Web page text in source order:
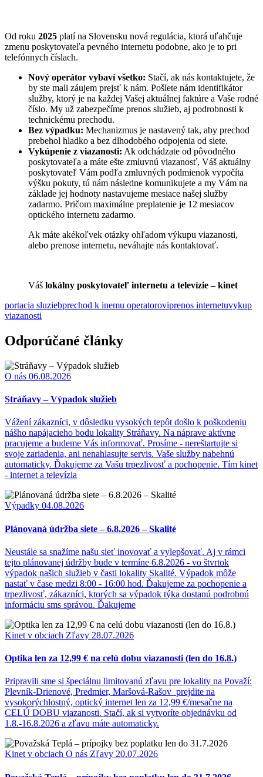
Od roku 2025 platí na Slovensku nová regulácia, ktorá uľahčuje
zmenu poskytovateľa pevného internetu podobne, ako je to pri
telefónnych číslach.
Nový operátor vybaví všetko: Stačí, ak nás kontaktujete, že
by ste mali záujem prejsť k nám. Pošlete nám identifikátor
služby, ktorý je na každej Vašej aktuálnej faktúre a Vaše rodné
číslo. My už zabezpečíme prenos služieb, aj podrobnosti k
technickému prechodu.
Bez výpadku: Mechanizmus je nastavený tak, aby prechod
prebehol hladko a bez dlhodobého odpojenia od siete.
Vykúpenie z viazanosti: Ak odchádzate od pôvodného
poskytovateľa a máte ešte zmluvnú viazanosť, Váš aktuálny
poskytovateľ Vám podľa zmluvných podmienok vypočíta
výšku pokuty, tú nám následne komunikujete a my Vám na
základe jej hodnoty nastavujeme mesiace našej služby
zadarmo. Pričom maximálne preplatenie je 12 mesiacov
optického internetu zadarmo.
Ak máte akékoľvek otázky ohľadom výkupu viazanosti,
alebo prenose internetu, neváhajte nás kontaktovať.
Váš lokálny poskytovateľ internetu a televízie – kinet
portacia sluziebprechod k inemu operatoroviprenos internetuvykup
viazanosti
Odporúčané články
O nás 06.08.2026
Stráňavy – Výpadok služieb
Vážení zákazníci, v dôsledku vysokých tepôt došlo k poškodeniu
nášho napájacieho bodu lokality Stráňavy. Na náprave aktívne
pracujeme a budeme Vás informovať. Prosíme - nereštartujte si
svoje zariadenia, ani nenahlasujte servis. Vaše služby nabehnú
automaticky. Ďakujeme za Vašu trpezlivosť a pochopenie. Tím kinet
- internet a televízia
Výpadky 04.08.2026
Plánovaná údržba siete – 6.8.2026 – Skalité
Neustále sa snažíme našu sieť inovovať a vylepšovať. Aj v rámci
tejto plánovanej údržby bude v termíne 6.8.2026 - vo štvrtok
výpadok našich služieb v časti lokality Skalité. Výpadok môže
nastať v čase medzi 8:00 - 16:00 hod. Ďakujeme za pochopenie a
trpezlivosť, zákazníci, ktorých sa výpadok týka dostanú podrobnú
informáciu sms správou. Ďakujeme
Kinet v obciach Zľavy 28.07.2026
Optika len za 12,99 € na celú dobu viazanosti (len do 16.8.)
Pripravili sme si špeciálnu limitovanú zľavu pre lokality na Považí:
Plevník-Drienové, Predmier, Maršová-Rašov prejdite na
vysokorýchlostný, optický internet len za 12,99 €/mesačne na
CELÚ DOBU viazanosti. Stačí, ak si vytvoríte objednávku od
1.8.-16.8.2026 a zľavu máte automaticky.
Kinet v obciach O nás Zľavy 20.07.2026